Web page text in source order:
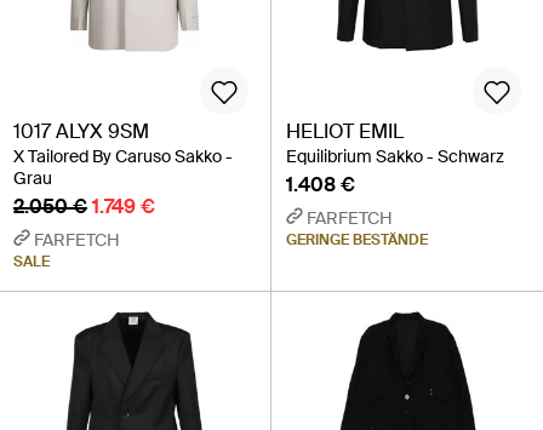
1017 ALYX 9SM
X Tailored By Caruso Sakko -
Grau
2.050 €1.749 €
FARFETCH
SALE
HELIOT EMIL
Equilibrium Sakko - Schwarz
1.408 €
FARFETCH
GERINGE BESTÄNDE